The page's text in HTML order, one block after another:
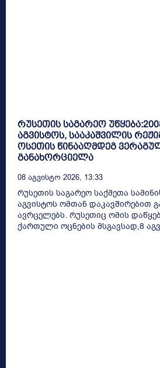
რუსეთის საგარეო
აგვისტოს, სააკაშვილის
ოსეთის წინააღმდეგ
განახორციელა
08 Აგვისტო 2026, 13:33
რუსეთის საგარეო საქმეთა
აგვისტოს ომთან დაკავშირებით
ავრცელებს. რუსეთიც ომის
ქართული ოცნების მსგავსად,8